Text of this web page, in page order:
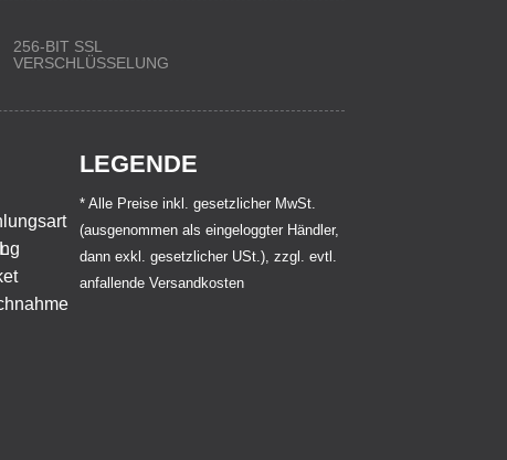
256-BIT SSL
VERSCHLÜSSELUNG
LEGENDE
* Alle Preise inkl. gesetzlicher MwSt.
(ausgenommen als eingeloggter Händler,
dann exkl. gesetzlicher USt.), zzgl. evtl.
anfallende Versandkosten